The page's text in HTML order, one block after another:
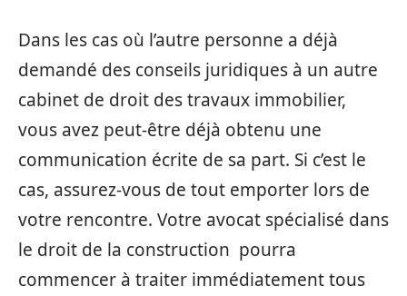
Dans les cas où l’autre personne a déjà
demandé des conseils juridiques à un autre
cabinet de droit des travaux immobilier,
vous avez peut-être déjà obtenu une
communication écrite de sa part. Si c’est le
cas, assurez-vous de tout emporter lors de
votre rencontre. Votre avocat spécialisé dans
le droit de la construction pourra
commencer à traiter immédiatement tous